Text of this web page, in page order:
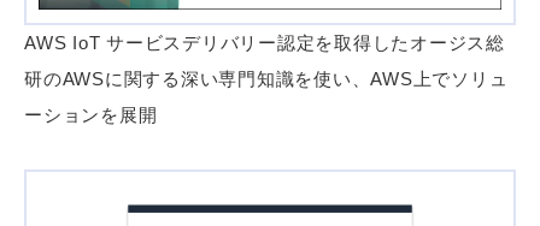
AWS IoT サービスデリバリー認定を取得したオージス総
研のAWSに関する深い専門知識を使い、AWS上でソリュ
ーションを展開